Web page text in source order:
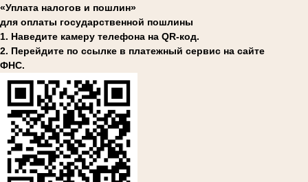
«Уплата налогов и пошлин»
для оплаты государственной пошлины
1. Наведите камеру телефона на QR-код.
2. Перейдите по ссылке в платежный сервис на сайте
ФНС.